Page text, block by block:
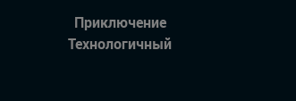
Приключение
Технологичный